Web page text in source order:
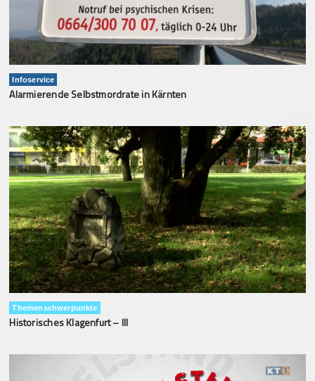
Infoservice
Alarmierende Selbstmordrate in Kärnten
Themenschwerpunkte
Historisches Klagenfurt – III